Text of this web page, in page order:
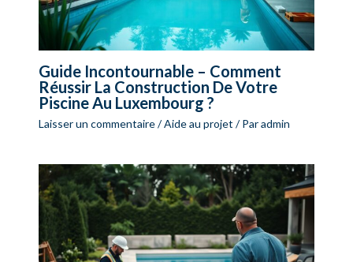
Guide Incontournable – Comment
Réussir La Construction De Votre
Piscine Au Luxembourg ?
Laisser un commentaire/Aide au projet / Paradmin